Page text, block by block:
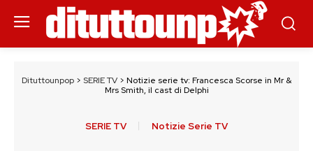
Dituttounpop > SERIE TV > Notizie serie tv: Francesca Scorse in Mr &
Mrs Smith, il cast di Delphi
SERIE TV Notizie Serie TV